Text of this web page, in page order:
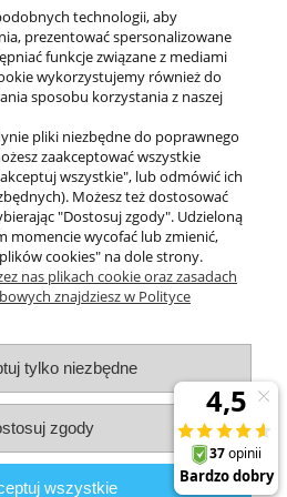
KONTAKT
KONTO
11a, 75-216 Koszalin // NIP669-050-03-43
technologii, aby
prezentować spersonalizowane
funkcje związane z mediami
wykorzystujemy również do
sposobu korzystania z naszej
pliki niezbędne do poprawnego
zaakceptować wszystkie
wszystkie", lub odmówić ich
Możesz też dostosować
"Dostosuj zgody". Udzieloną
momencie wycofać lub zmienić,
cookies" na dole strony.
nas plikach cookie oraz zasadach
znajdziesz w Polityce
tylko niezbędne
zgody
wszystkie